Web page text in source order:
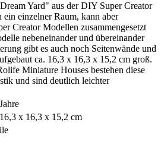
Yard" aus der DIY Super Creator
einzelner Raum, kann aber
Creator Modellen zusammengesetzt
nebeneinander und übereinander
gibt es auch noch Seitenwände und
ca. 16,3 x 16,3 x 15,2 cm groß.
Miniature Houses bestehen diese
und sind deutlich leichter
x 16,3 x 15,2 cm